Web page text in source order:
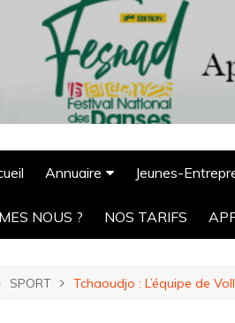
Annuaire
CPM Tchaoudjo
ONG
Jeunes-
NOUS ? NOS TARIFS
SPORT Tchaoudjo : L’équipe de